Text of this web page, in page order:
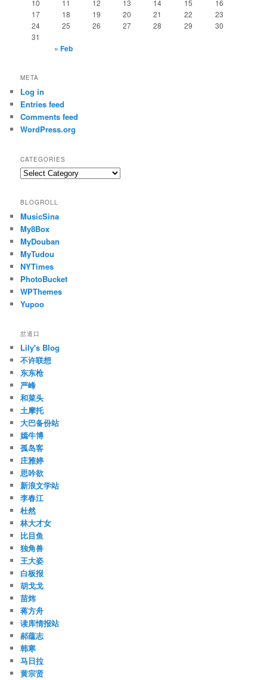
10 11 12 13 14 15
16
17
18 19 20 21 22
23
24
25 26 27 28 29
30
31
« Feb
META
Log in
Entries feed
Comments feed
WordPress.org
CATEGORIES
Categories
BLOGROLL
MusicSina
My8Box
MyDouban
MyTudou
NYTimes
PhotoBucket
WPThemes
Yupoo
岔道口
Lily's Blog
不许联想
东东枪
严峰
和菜头
土摩托
大巴备份站
嫣牛博
孤岛客
庄雅婷
思吟欲
新浪文学站
李春江
杜然
林大才女
比目鱼
独角兽
王大姿
白板报
胡戈戈
苗炜
蒋方舟
读库情报站
郝蕴志
韩寒
马日拉
黄宗贤